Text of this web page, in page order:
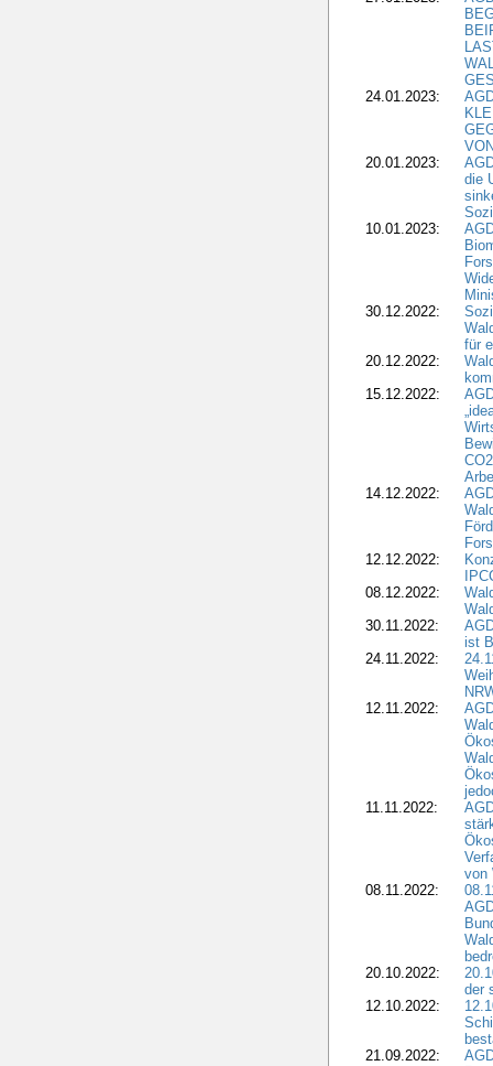
24.01.2023:
20.01.2023:
die
10.01.2023:
30.12.2022:
für
20.12.2022:
15.12.2022:
14.12.2022:
12.12.2022:
08.12.2022:
30.11.2022:
ist
24.11.2022:
12.11.2022:
11.11.2022:
von
08.11.2022:
20.10.2022:
der
12.10.2022:
21.09.2022: